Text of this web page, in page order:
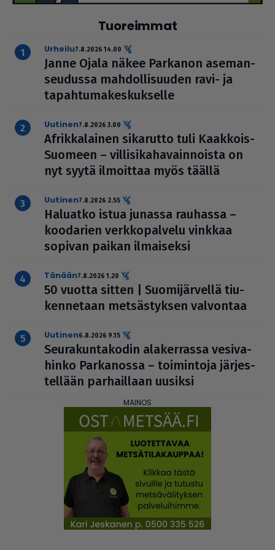
Tuoreimmat
urheilu7.8.2026 14.00
Janne Ojala näkee Parkanon ase­man­
seu­dussa mah­dol­li­suu­den ravi- ja
tapah­tu­ma­kes­kuk­selle
uutinen7.8.2026 3.00
Afrik­ka­lai­nen sikarutto tuli Kaakkois-
Suomeen – vil­li­si­ka­ha­vain­noista on
nyt syytä ilmoittaa myös täällä
uutinen7.8.2026 2.55
Haluatko istua junassa rauhassa –
koodarien verk­ko­pal­velu vinkkaa
sopivan paikan ilmai­seksi
Tänään7.8.2026 1.20
50 vuotta sitten | Suo­mi­jär­vellä tiu­
ken­ne­taan met­säs­tyk­sen valvontaa
uutinen6.8.2026 9.15
Seu­ra­kun­ta­ko­din ala­ker­rassa vesi­va­
hinko Par­ka­nossa – toi­min­toja jär­jes­
tel­lään par­hail­laan uusiksi